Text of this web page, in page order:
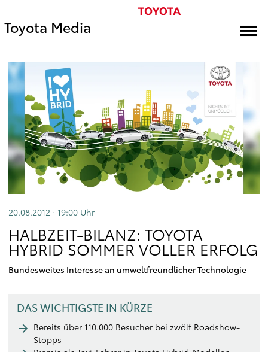
Toyota Media
20.08.2012 · 19:00 Uhr
HALBZEIT-BILANZ: TOYOTA
HYBRID SOMMER VOLLER ERFOLG
Bundesweites Interesse an umweltfreundlicher Technologie
DAS WICHTIGSTE IN KÜRZE
Bereits über 110.000 Besucher bei zwölf Roadshow-
Stopps